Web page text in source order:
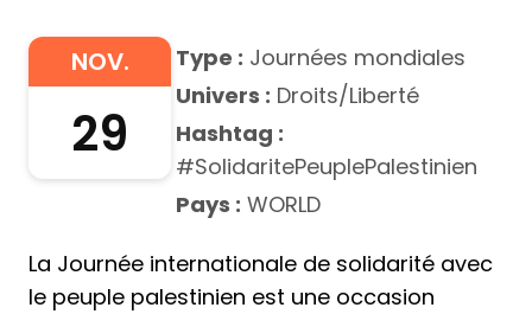
NOV.
29
Type : Journées mondiales
Univers : Droits/Liberté
Hashtag :
#SolidaritePeuplePalestinien
Pays : WORLD
La Journée internationale de solidarité avec
le peuple palestinien est une occasion